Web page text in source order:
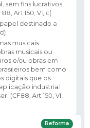
sem fins lucrativos,
Art 150, VI, c)
destinado a
musicais
musicais ou
e/ou obras em
bem como
digitais que os
industrial
(CF88, Art 150, VI,
Reforma